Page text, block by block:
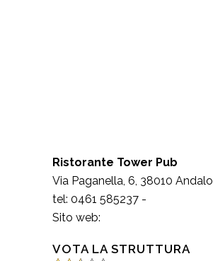
Ristorante Tower Pub
Via Paganella, 6, 38010 Andalo
tel: 0461 585237 -
Sito web:
VOTA LA STRUTTURA